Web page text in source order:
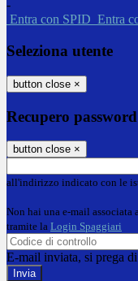
-
Entra con SPID Entra
Seleziona utente
button close ×
Recupero password
button close ×
all'indirizzo indicato con le
Non hai una e-mail associata
tramite la Login Spaggiari
E-mail inviata, si prega